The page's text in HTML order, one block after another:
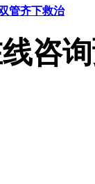
管齐下救治
咨